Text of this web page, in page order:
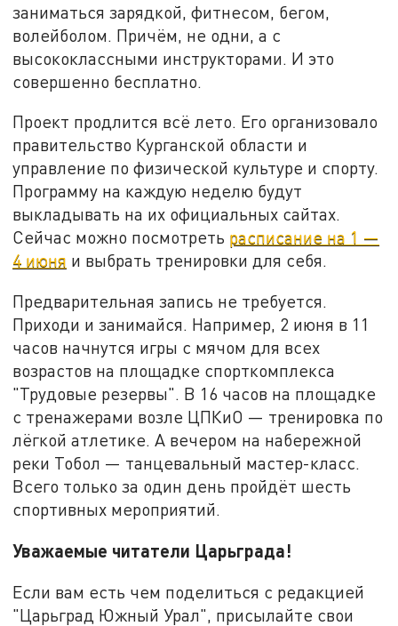
заниматься зарядкой, фитнесом, бегом,
волейболом. Причём, не одни, а с
высококлассными инструкторами. И это
совершенно бесплатно.
Проект продлится всё лето. Его организовало
правительство Курганской области и
управление по физической культуре и спорту.
Программу на каждую неделю будут
выкладывать на их официальных сайтах.
Сейчас можно посмотреть расписание на 1 —
4 июня и выбрать тренировки для себя.
Предварительная запись не требуется.
Приходи и занимайся. Например, 2 июня в 11
часов начнутся игры с мячом для всех
возрастов на площадке спорткомплекса
"Трудовые резервы". В 16 часов на площадке
с тренажерами возле ЦПКиО — тренировка по
лёгкой атлетике. А вечером на набережной
реки Тобол — танцевальный мастер-класс.
Всего только за один день пройдёт шесть
спортивных мероприятий.
Уважаемые читатели Царьграда!
Если вам есть чем поделиться с редакцией
"Царьград Южный Урал", присылайте свои